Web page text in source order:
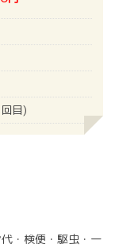
目)
・検便・駆虫・一